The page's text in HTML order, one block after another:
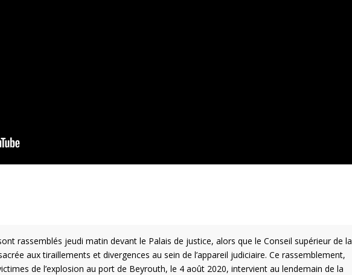
rassemblés jeudi matin devant le Palais de justice, alors que le Conseil supérieur de la
aux tiraillements et divergences au sein de l’appareil judiciaire. Ce rassemblement,
de l’explosion au port de Beyrouth, le 4 août 2020, intervient au lendemain de la